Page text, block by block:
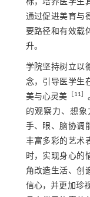
标，培养医学生
通过促进美育与
要路径和有效载
升。
学院坚持树立以
念，引导医学生
美与心灵美
11
的观察力、想
手、眼、脑协调
丰富多彩的艺术
时，实现身心的
角改造生活、创
信心，并更加珍